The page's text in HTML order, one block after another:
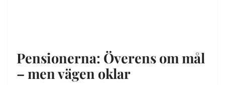
Pensionerna: Överens om mål
– men vägen oklar